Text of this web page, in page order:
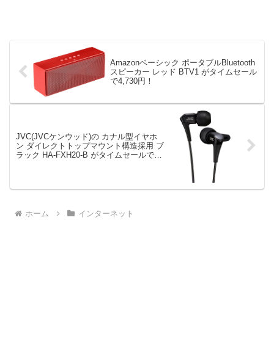
Amazonベーシック ポータブルBluetooth
スピーカー レッド BTV1 がタイムセール
で4,730円！
JVC(JVCケンウッド)の カナル型イヤホ
ン ダイレクトトップマウント構造採用 ブ
ラック HA-FXH20-B がタイムセールで
ホーム インターネット